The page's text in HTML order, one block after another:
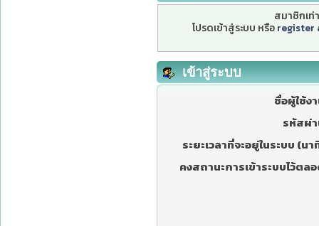
สมาชิกเท่
โปรดเข้าสู่ระบบ หรือ register
เข้าสู่ระบบ
ชื่อผู้ใช้ง
รหัสผ่
ระยะเวลาที่จะอยู่ในระบบ (นา
คงสถานะการเข้าระบบไว้ตล